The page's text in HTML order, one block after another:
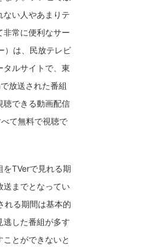
ない人やあまりテ
非常に便利なサー
）は、民放テレビ
タルサイトで、東
放送された番組
聴できる動画配信
て無料で視聴で
をTVerで見れる期
送までとなってい
れる期間は基本的
逃した番組が多す
とができないと